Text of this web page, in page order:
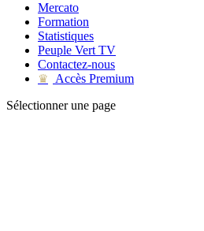
Mercato
Formation
Statistiques
Peuple Vert TV
Contactez-nous
♛
Accès Premium
Sélectionner une page